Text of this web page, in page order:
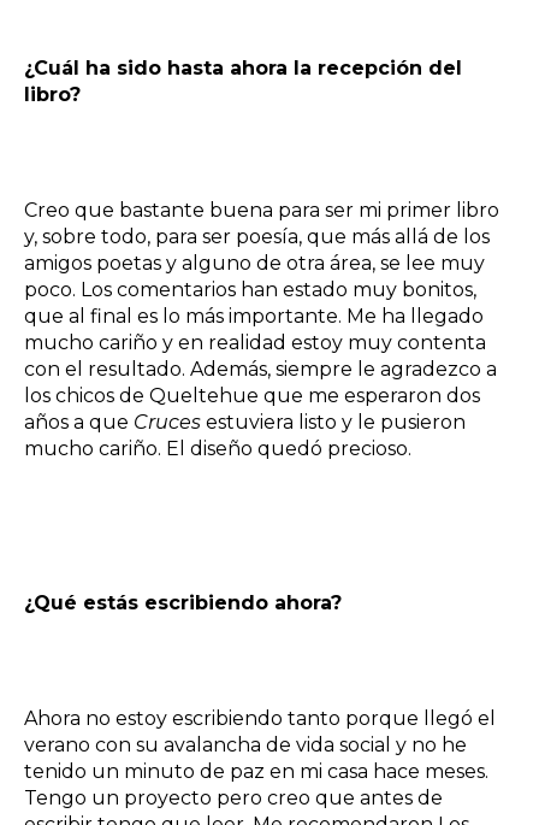
¿Cuál ha sido hasta ahora la recepción del
libro?
Creo que bastante buena para ser mi primer libro
y, sobre todo, para ser poesía, que más allá de los
amigos poetas y alguno de otra área, se lee muy
poco. Los comentarios han estado muy bonitos,
que al final es lo más importante. Me ha llegado
mucho cariño y en realidad estoy muy contenta
con el resultado. Además, siempre le agradezco a
los chicos de Queltehue que me esperaron dos
años a que Cruces estuviera listo y le pusieron
mucho cariño. El diseño quedó precioso.
¿Qué estás escribiendo ahora?
Ahora no estoy escribiendo tanto porque llegó el
verano con su avalancha de vida social y no he
tenido un minuto de paz en mi casa hace meses.
Tengo un proyecto pero creo que antes de